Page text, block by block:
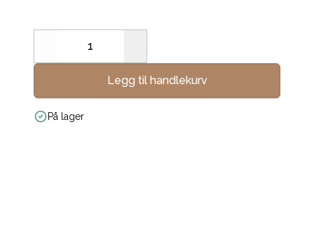
Decrease
Legg til handlekurv
På lager